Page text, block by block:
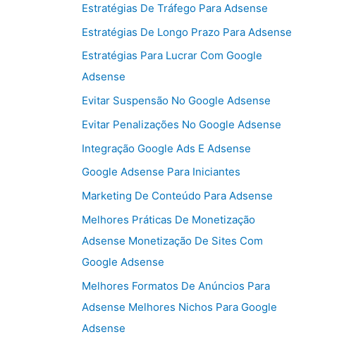
Estratégias De Tráfego Para Adsense
Estratégias De Longo Prazo Para Adsense
Estratégias Para Lucrar Com Google
Adsense
Evitar Suspensão No Google Adsense
Evitar Penalizações No Google Adsense
Integração Google Ads E Adsense
Google Adsense Para Iniciantes
Marketing De Conteúdo Para Adsense
Melhores Práticas De Monetização
Adsense Monetização De Sites Com
Google Adsense
Melhores Formatos De Anúncios Para
Adsense Melhores Nichos Para Google
Adsense